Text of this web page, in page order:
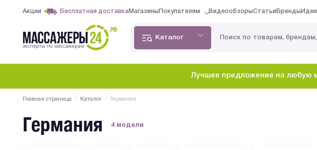
Акции Бесплатная доставкаМагазины Покупателям ВидеообзорыСтатьи Бренды
Каталог
Лучшее предложение на любую
Главная страница / Каталог / Германия
Германия 4 модели